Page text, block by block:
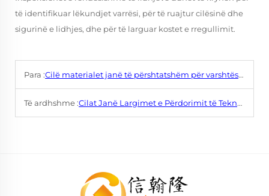
të identifikuar lëkundjet varrësi, për të ruajtur cilësinë dhe
sigurinë e lidhjes, dhe për të larguar kostet e rregullimit.
Para :Cilë materialet janë të përshtatshëm për varshtësimin me arkë?
Të ardhshme :Cilat Janë Largimet e Përdorimit të Teknologjisë së Inverter në Maqinat e Largimit të Arkut?